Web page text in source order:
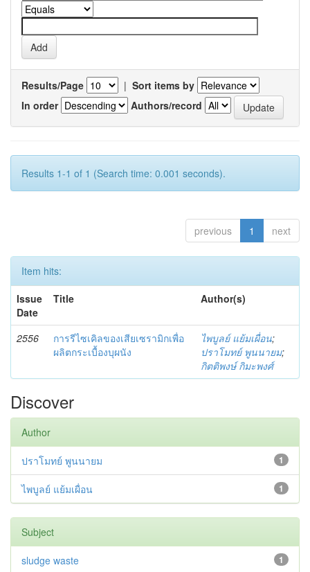
Results/Page | Sort items by
In order
Authors/record
Results 1-1 of 1 (Search time: 0.001 seconds).
previous 1 next
Item hits:
Issue
Date
Title Author(s)
2556
การรีไซเคิลของเสียเซรามิกเพื่อ
ผลิตกระเบื้องบุผนัง
ไพบูลย์ แย้มเผื่อน;
ปราโมทย์ พูนนายม;
กิตติพงษ์ กิมะพงศ์
Discover
Author
1
ปราโมทย์ พูนนายม
1
ไพบูลย์ แย้มเผื่อน
Subject
1
sludge waste